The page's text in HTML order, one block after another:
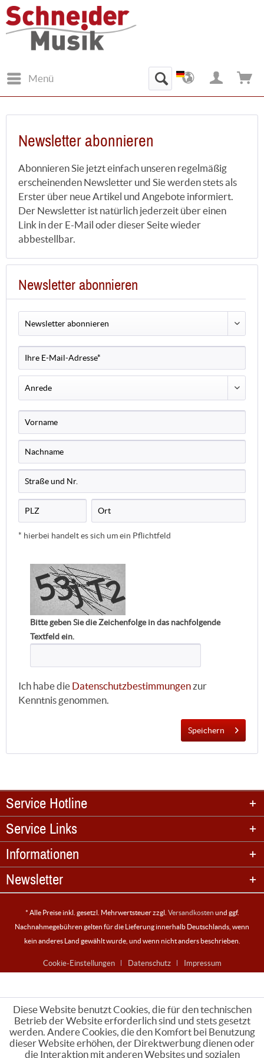
Menü
Newsletter abonnieren
Abonnieren Sie jetzt einfach unseren regelmäßig
erscheinenden Newsletter und Sie werden stets als
Erster über neue Artikel und Angebote informiert.
Der Newsletter ist natürlich jederzeit über einen
Link in der E-Mail oder dieser Seite wieder
abbestellbar.
Newsletter abonnieren
* hierbei handelt es sich um ein Pflichtfeld
Bitte geben Sie die Zeichenfolge in das nachfolgende
Textfeld ein.
Ich habe die Datenschutzbestimmungenzur
Kenntnis genommen.
Speichern
Service Hotline
Service Links
Informationen
Newsletter
* Alle Preise inkl. gesetzl. Mehrwertsteuer zzgl. Versandkosten und ggf.
Nachnahmegebühren gelten für die Lieferung innerhalb Deutschlands, wenn
kein anderes Land gewählt wurde, und wenn nicht anders beschrieben.
Cookie-Einstellungen Datenschutz Impressum
Diese Website benutzt Cookies, die für den technischen
Betrieb der Website erforderlich sind und stets gesetzt
werden. Andere Cookies, die den Komfort bei Benutzung
dieser Website erhöhen, der Direktwerbung dienen oder
die Interaktion mit anderen Websites und sozialen